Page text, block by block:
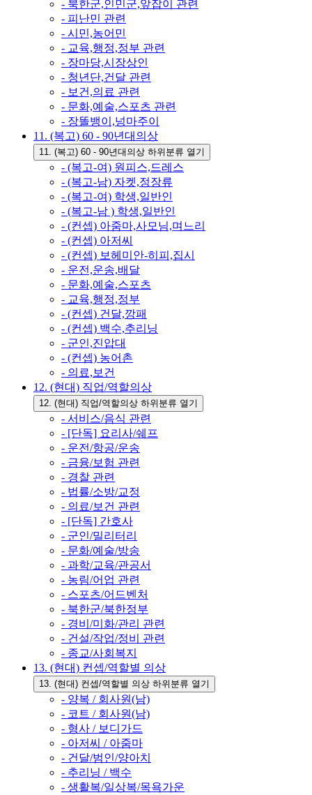
- 북한군,인민군,앞잡이 관련
- 피난민 관련
- 시민,농어민
- 교육,행정,정부 관련
- 장마당,시장상인
- 청년단,건달 관련
- 보건,의료 관련
- 문화,예술,스포츠 관련
- 장똘뱅이,넝마주이
11. (복고) 60 - 90년대의상
11. (복고) 60 - 90년대의상 하위분류 열기
- (복고-여) 원피스,드레스
- (복고-남) 자켓,정장류
- (복고-여) 학생,일반인
- (복고-남 ) 학생,일반인
- (컨셉) 아줌마,사모님,며느리
- (컨셉) 아저씨
- (컨셉) 보헤미안-히피,집시
- 운전,운송,배달
- 문화,예술,스포츠
- 교육,행정,정부
- (컨셉) 건달,깡패
- (컨셉) 백수,추리닝
- 군인,진압대
- (컨셉) 농어촌
- 의료,보건
12. (현대) 직업/역할의상
12. (현대) 직업/역할의상 하위분류 열기
- 서비스/음식 관련
- [단독] 요리사/쉐프
- 운전/항공/운송
- 금융/보험 관련
- 경찰 관련
- 법률/소방/교정
- 의료/보건 관련
- [단독] 간호사
- 군인/밀리터리
- 문화/예술/방송
- 과학/교육/관공서
- 농림/어업 관련
- 스포츠/어드벤처
- 북한군/북한정부
- 경비/미화/관리 관련
- 건설/작업/정비 관련
- 종교/사회복지
13. (현대) 컨셉/역할별 의상
13. (현대) 컨셉/역할별 의상 하위분류 열기
- 양복 / 회사원(남)
- 코트 / 회사원(남)
- 형사 / 보디가드
- 아저씨 / 아줌마
- 건달/범인/양아치
- 추리닝 / 백수
- 생활복/일상복/목욕가운